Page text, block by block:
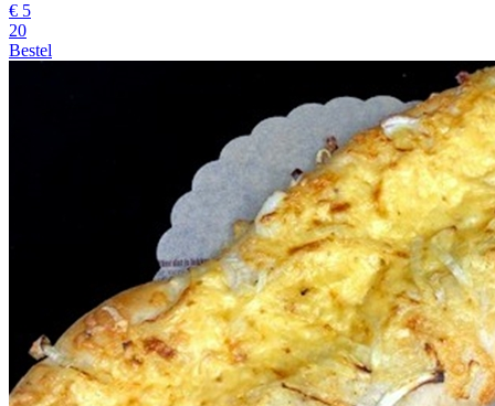
€ 5
20
Bestel